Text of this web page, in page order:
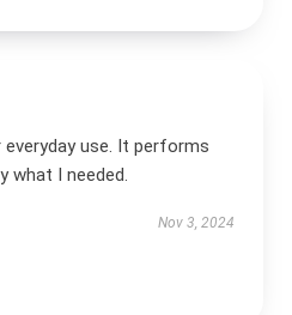
use. It performs
what I needed.
Nov 3, 2024